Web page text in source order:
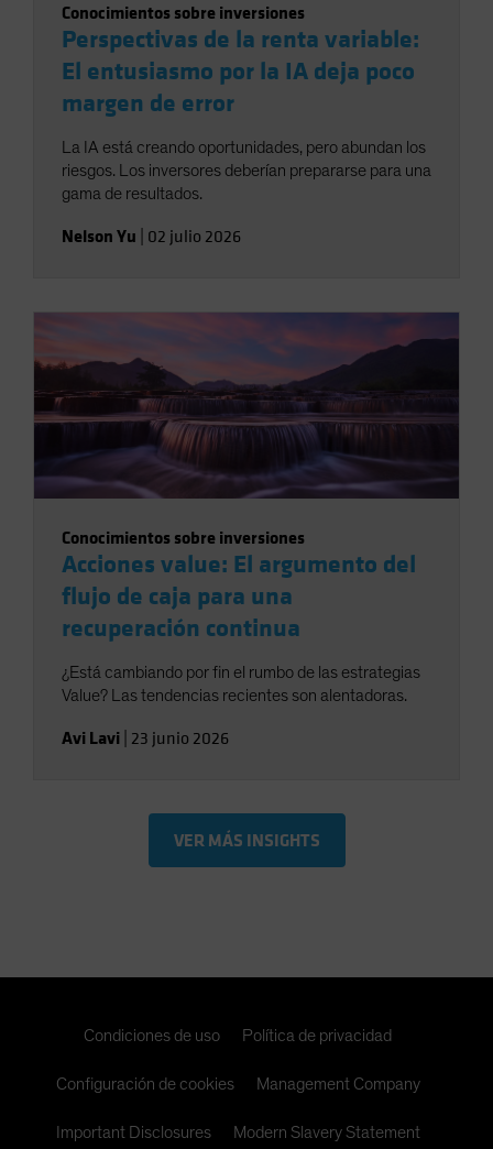
Conocimientos sobre inversiones
Perspectivas de la renta variable:
El entusiasmo por la IA deja poco
margen de error
La IA está creando oportunidades, pero abundan los
riesgos. Los inversores deberían prepararse para una
gama de resultados.
Nelson Yu 02 julio 2026
Conocimientos sobre inversiones
Acciones value: El argumento del
flujo de caja para una
recuperación continua
¿Está cambiando por fin el rumbo de las estrategias
Value? Las tendencias recientes son alentadoras.
Avi Lavi 23 junio 2026
VER MÁS INSIGHTS
Condiciones de uso Política de privacidad
Configuración de cookies Management Company
Important Disclosures Modern Slavery Statement